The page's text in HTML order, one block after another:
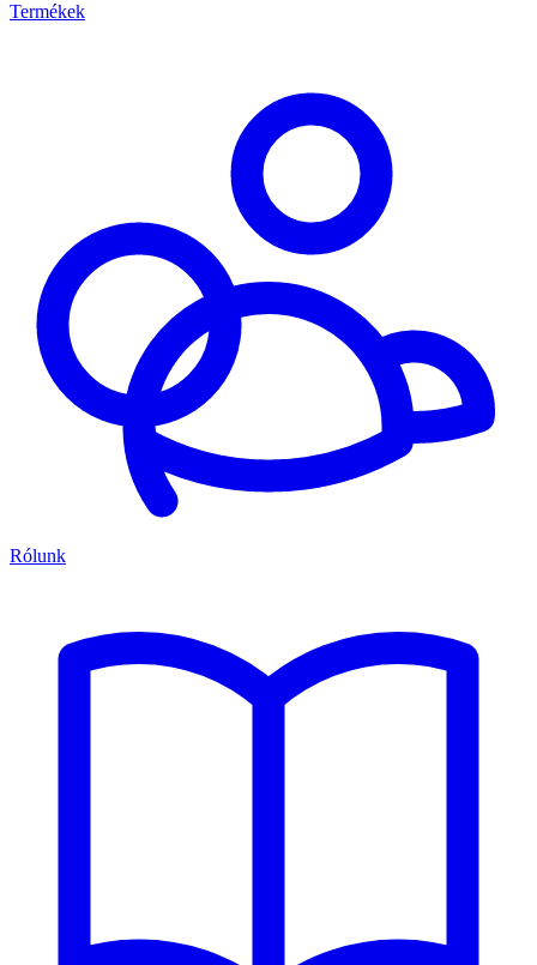
Termékek
Rólunk